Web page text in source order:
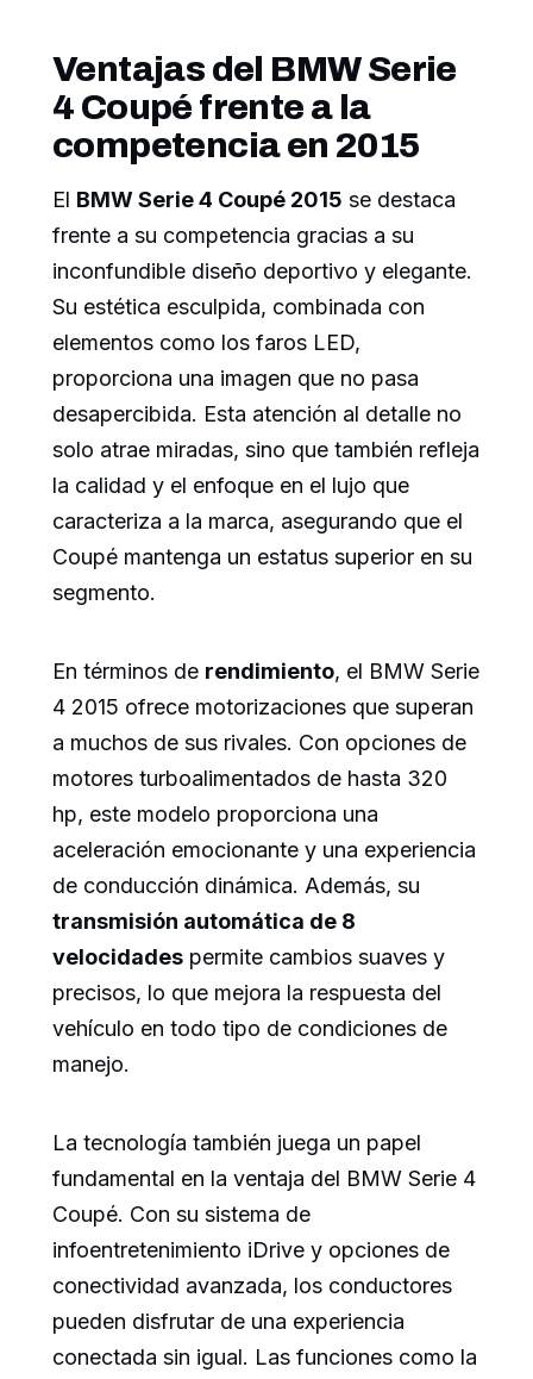
Ventajas del BMW Serie
4 Coupé frente a la
competencia en 2015
El BMW Serie 4 Coupé 2015 se destaca
frente a su competencia gracias a su
inconfundible diseño deportivo y elegante.
Su estética esculpida, combinada con
elementos como los faros LED,
proporciona una imagen que no pasa
desapercibida. Esta atención al detalle no
solo atrae miradas, sino que también refleja
la calidad y el enfoque en el lujo que
caracteriza a la marca, asegurando que el
Coupé mantenga un estatus superior en su
segmento.
En términos de rendimiento, el BMW Serie
4 2015 ofrece motorizaciones que superan
a muchos de sus rivales. Con opciones de
motores turboalimentados de hasta 320
hp, este modelo proporciona una
aceleración emocionante y una experiencia
de conducción dinámica. Además, su
transmisión automática de 8
velocidades permite cambios suaves y
precisos, lo que mejora la respuesta del
vehículo en todo tipo de condiciones de
manejo.
La tecnología también juega un papel
fundamental en la ventaja del BMW Serie 4
Coupé. Con su sistema de
infoentretenimiento iDrive y opciones de
conectividad avanzada, los conductores
pueden disfrutar de una experiencia
conectada sin igual. Las funciones como la